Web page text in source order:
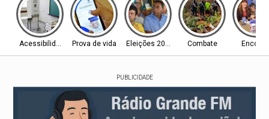
Acessibilidade Prova de vida Eleições 2026 Combate
PUBLICIDADE